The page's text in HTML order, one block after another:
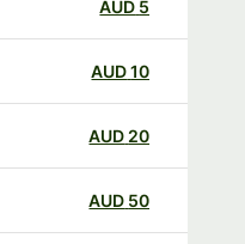
AUD
AUD
20
AUD
50
AUD